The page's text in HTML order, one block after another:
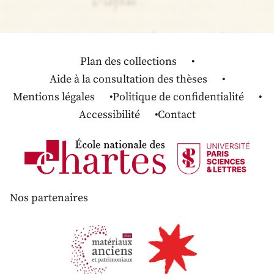
Plan des collections
Aide à la consultation des thèses
Mentions légales
Politique de confidentialité
Accessibilité
Contact
Nos partenaires